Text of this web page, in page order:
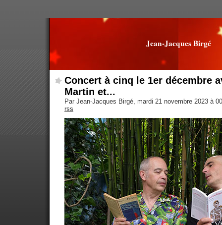
Jean-Jacques Birgé
Concert à cinq le 1er décembre
Martin et...
Par Jean-Jacques Birgé, mardi 21 novembre 2023 à
rss